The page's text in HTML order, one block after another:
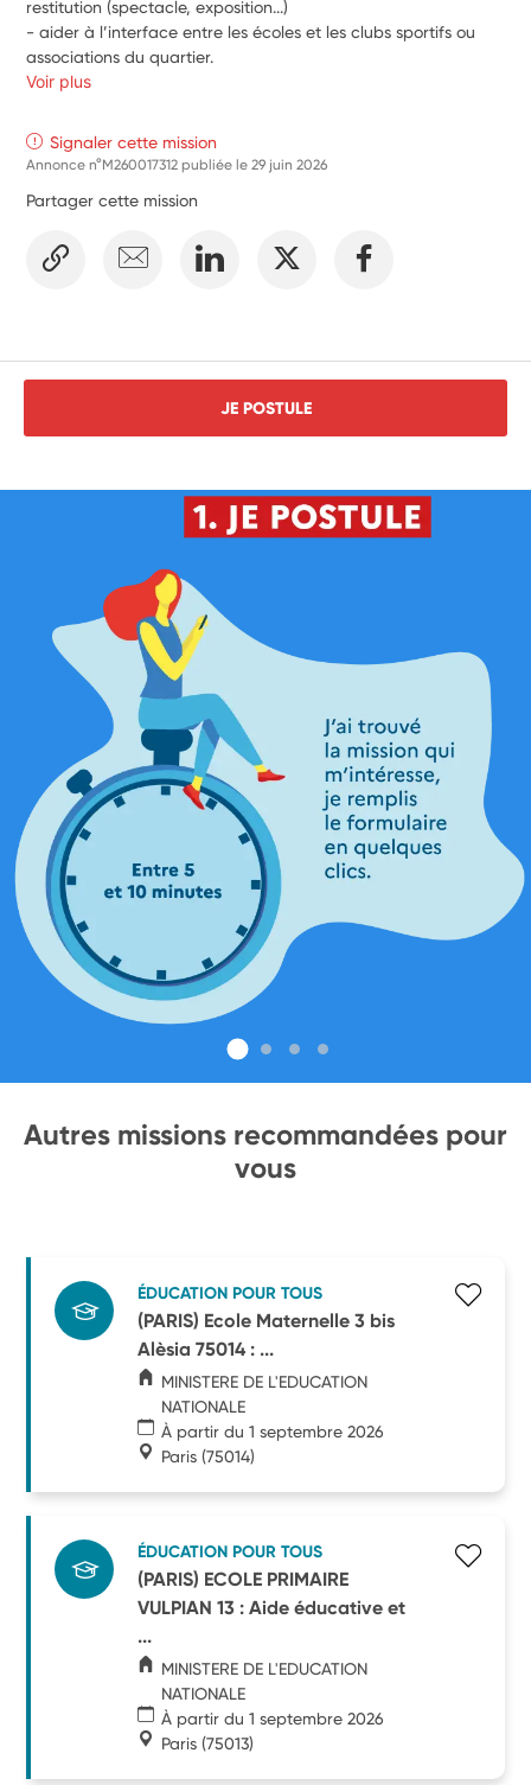
- aider à l’interface entre les écoles et les clubs sportifs ou
associations du quartier.
Voir plus
Signaler cette mission
Annonce n°M260017312 publiée le29 juin 2026
Partager cette mission
JE POSTULE
Autres missions recommandées pour
vous
ÉDUCATION POUR TOUS
(PARIS) Ecole Maternelle 3 bis
Alèsia 75014 : ...
MINISTERE DE L'EDUCATION
NATIONALE
À partir du 1 septembre 2026
Paris (75014)
ÉDUCATION POUR TOUS
(PARIS) ECOLE PRIMAIRE
VULPIAN 13 : Aide éducative et
...
MINISTERE DE L'EDUCATION
NATIONALE
À partir du 1 septembre 2026
Paris (75013)